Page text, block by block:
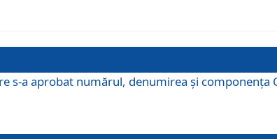
s-a aprobat numărul, denumirea şi componenţa